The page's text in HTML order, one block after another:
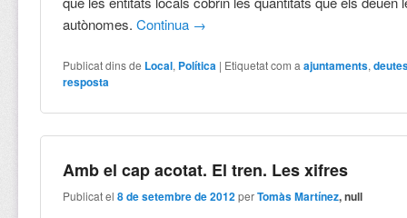
autònomes.Continua →
Publicat dins de Local, Política | Etiquetat com a ajuntaments,
resposta
Amb el cap acotat. El tren. Les xifres
Publicat el8 de setembre de 2012 perTomàs Martínez, null